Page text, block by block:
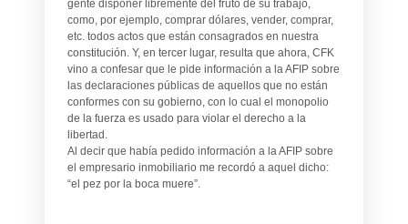
gente disponer libremente del fruto de su trabajo,
como, por ejemplo, comprar dólares, vender, comprar,
etc. todos actos que están consagrados en nuestra
constitución. Y, en tercer lugar, resulta que ahora, CFK
vino a confesar que le pide información a la AFIP sobre
las declaraciones públicas de aquellos que no están
conformes con su gobierno, con lo cual el monopolio
de la fuerza es usado para violar el derecho a la
libertad.
Al decir que había pedido información a la AFIP sobre
el empresario inmobiliario me recordó a aquel dicho:
“el pez por la boca muere”.